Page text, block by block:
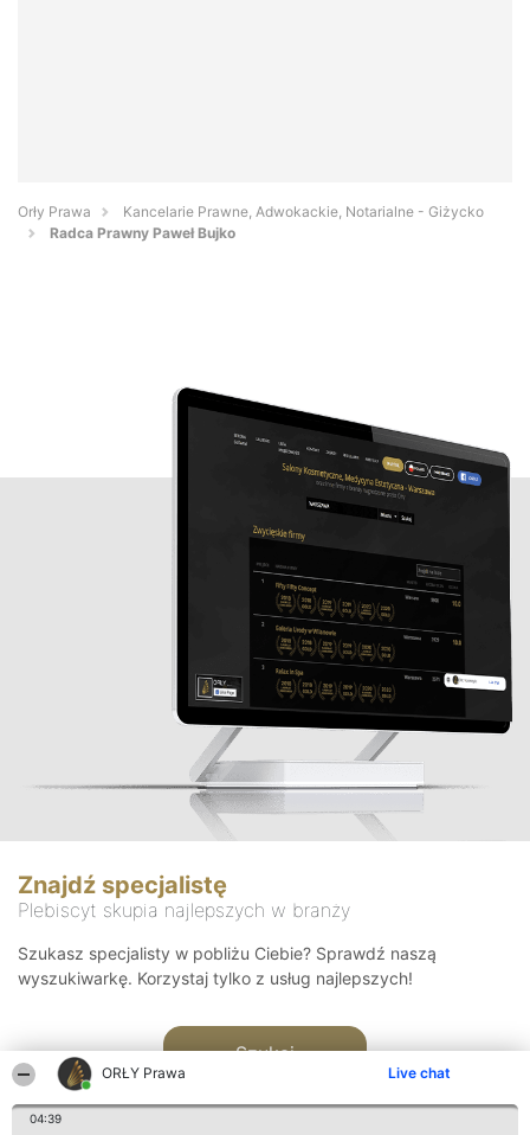
ORŁY Prawa Live chat
04:39
Orły Prawa
Kancelarie Prawne, Adwokackie, Notarialne - Giżycko
Radca Prawny Paweł Bujko
Znajdź specjalistę
Plebiscyt skupia najlepszych w branży
Szukasz specjalisty w pobliżu Ciebie? Sprawdź naszą
wyszukiwarkę. Korzystaj tylko z usług najlepszych!
Szukaj